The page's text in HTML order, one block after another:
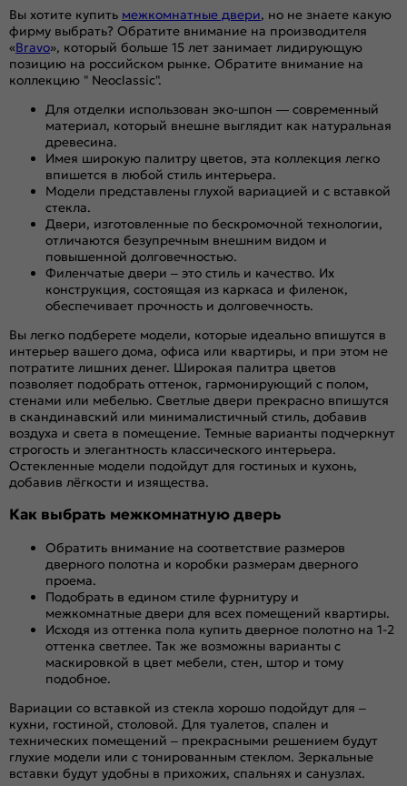
Вы хотите купить межкомнатные двери, но не знаете какую
фирму выбрать? Обратите внимание на производителя
«Bravo», который больше 15 лет занимает лидирующую
позицию на российском рынке. Обратите внимание на
коллекцию " Neoclassic".
Для отделки использован эко-шпон — современный
материал, который внешне выглядит как натуральная
древесина.
Имея широкую палитру цветов, эта коллекция легко
впишется в любой стиль интерьера.
Модели представлены глухой вариацией и с вставкой
стекла.
Двери, изготовленные по бескромочной технологии,
отличаются безупречным внешним видом и
повышенной долговечностью.
Филенчатые двери – это стиль и качество. Их
конструкция, состоящая из каркаса и филенок,
обеспечивает прочность и долговечность.
Вы легко подберете модели, которые идеально впишутся в
интерьер вашего дома, офиса или квартиры, и при этом не
потратите лишних денег. Широкая палитра цветов
позволяет подобрать оттенок, гармонирующий с полом,
стенами или мебелью. Светлые двери прекрасно впишутся
в скандинавский или минималистичный стиль, добавив
воздуха и света в помещение. Темные варианты подчеркнут
строгость и элегантность классического интерьера.
Остекленные модели подойдут для гостиных и кухонь,
добавив лёгкости и изящества.
Как выбрать межкомнатную дверь
Обратить внимание на соответствие размеров
дверного полотна и коробки размерам дверного
проема.
Подобрать в едином стиле фурнитуру и
межкомнатные двери для всех помещений квартиры.
Исходя из оттенка пола купить дверное полотно на 1-2
оттенка светлее. Так же возможны варианты с
маскировкой в цвет мебели, стен, штор и тому
подобное.
Вариации со вставкой из стекла хорошо подойдут для –
кухни, гостиной, столовой. Для туалетов, спален и
технических помещений – прекрасными решением будут
глухие модели или с тонированным стеклом. Зеркальные
вставки будут удобны в прихожих, спальнях и санузлах.